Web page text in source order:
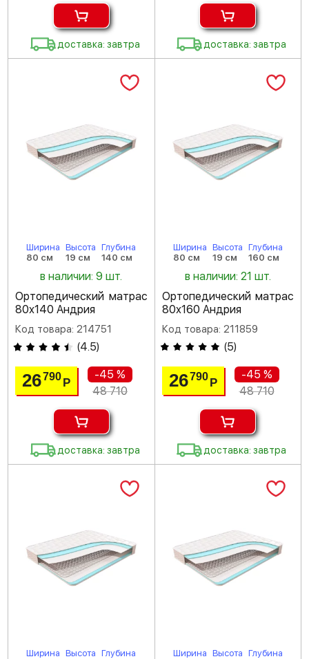
доставка: завтра доставка: завтра
Ширина
80 см
Высота
19 см
Глубина
140 см
в наличии: 9 шт.
Ортопедический матрас
80х140 Андрия
Код товара: 214751
(4.5)
26790Р
-45 %
48 710
доставка: завтра
Ширина
80 см
Высота
19 см
Глубина
160 см
в наличии: 21 шт.
Ортопедический матрас
80х160 Андрия
Код товара: 211859
(5)
26790 Р
-45 %
48 710
доставка: завтра
Ширина
Высота
Глубина
Ширина Высота Глубина